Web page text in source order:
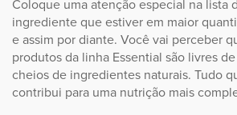
Coloque uma atenção especial na lista
ingrediente que estiver em maior
e assim por diante. Você vai perceber
produtos da linha Essential são livres
cheios de ingredientes naturais. Tudo
contribui para uma nutrição mais